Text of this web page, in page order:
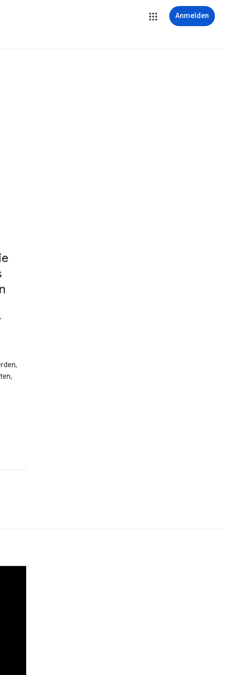
Anmelden